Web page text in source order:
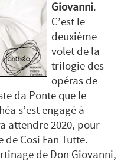
Giovanni.
C’est le
deuxième
volet de la
trilogie des
opéras de
da Ponte que le
s’est engagé à
attendre 2020, pour
de Cosi Fan Tutte.
de Don Giovanni,